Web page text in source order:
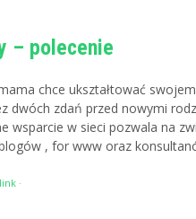
– polecenie
chce ukształtować
dwóch zdań przed nowymi
wsparcie w sieci pozwala na
, for www oraz
·